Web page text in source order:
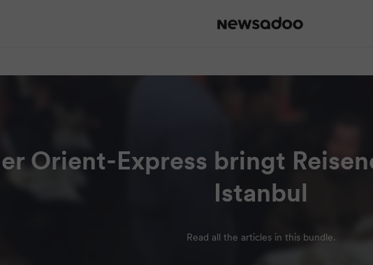
Orient-Express bringt
Istanbul
Read all the articles in this bundle.